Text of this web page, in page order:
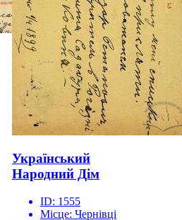
Український
Народний Дім
ID: 1555
Місце: Чернівці